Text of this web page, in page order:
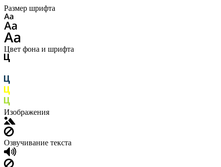
Размер шрифта
Цвет фона и шрифта
Изображения
Озвучивание текста